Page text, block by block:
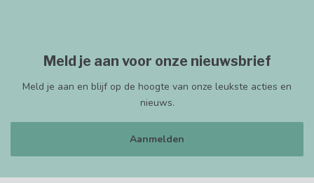
Meld je aan voor onze nieuwsbrief
Meld je aan en blijf op de hoogte van onze leukste acties en
nieuws.
Aanmelden